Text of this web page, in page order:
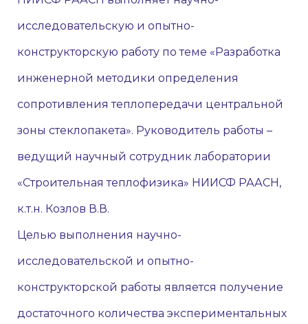
исследовательскую и опытно-
конструкторскую работу по теме «Разработка
инженерной методики определения
сопротивления теплопередачи центральной
зоны стеклопакета». Руководитель работы –
ведущий научный сотрудник лаборатории
«Строительная теплофизика» НИИСФ РААСН,
к.т.н. Козлов В.В.
Целью выполнения научно-
исследовательской и опытно-
конструкторской работы является получение
достаточного количества экспериментальных